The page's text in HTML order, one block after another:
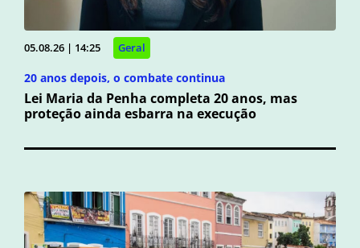
05.08.26 | 14:25 Geral
20 anos depois, o combate continua
Lei Maria da Penha completa 20 anos, mas
proteção ainda esbarra na execução